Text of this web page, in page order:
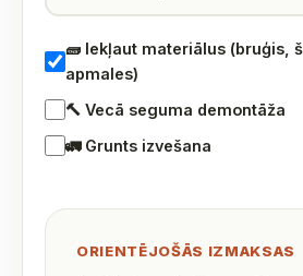
🧱 Iekļaut materiālus (bruģis,
apmales)
🔨 Vecā seguma demontāža
🚛 Grunts izvešana
ORIENTĒJOŠĀS IZMAKSAS